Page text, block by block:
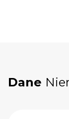
Dane